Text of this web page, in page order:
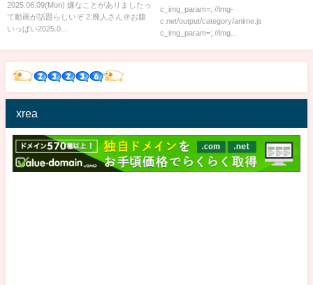
2025.06.09(Mon) 嫌なことがありましたっ
て動画が話題らしいぞ 2:廃人さん＠お腹
いっぱい2025.0...
c_img_param=; //img-
c.net/output/category/anime.js
c_img_param=; //img...
xrea